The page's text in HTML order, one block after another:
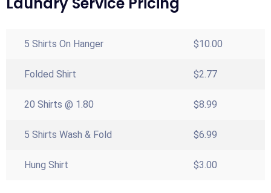
5 Shirts On Hanger $10.00
Folded Shirt $2.77
20 Shirts @ 1.80 $8.99
5 Shirts Wash & Fold $6.99
Hung Shirt $3.00